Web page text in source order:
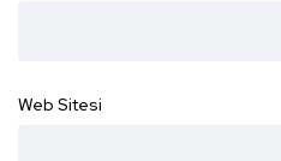
Web Sitesi